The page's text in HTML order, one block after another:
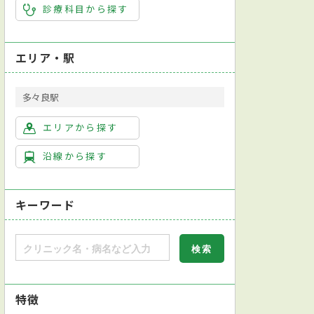
診療科目から探す
エリア・駅
多々良駅
エリアから探す
沿線から探す
キーワード
特徴